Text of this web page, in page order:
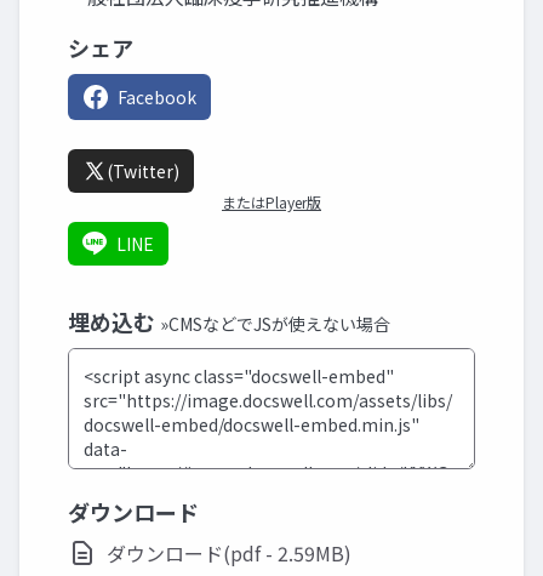
シェア
Facebook
(Twitter)
またはPlayer版
LINE
埋め込む »CMSなどでJSが使えない場合
ダウンロード
ダウンロード(pdf - 2.59MB)